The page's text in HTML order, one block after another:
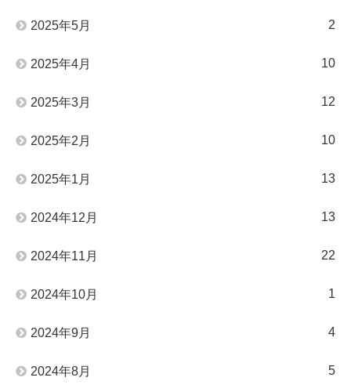
2025年5月 2
2025年4月 10
2025年3月 12
2025年2月 10
2025年1月 13
2024年12月 13
2024年11月 22
2024年10月 1
2024年9月 4
2024年8月 5